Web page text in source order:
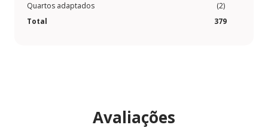
Quartos adaptados
(2)
Total
379
Avaliações